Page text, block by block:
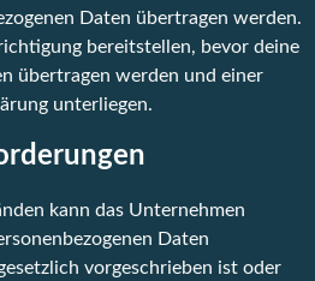
Daten übertragen werden.
bereitstellen, bevor deine
übertragen werden und einer
unterliegen.
kann das Unternehmen
Daten
vorgeschrieben ist oder